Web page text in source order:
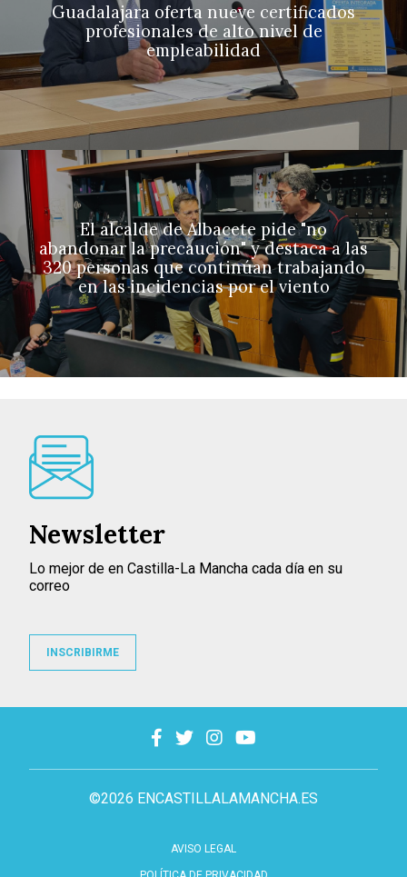
Guadalajara oferta nueve certificados
profesionales de alto nivel de
empleabilidad
El alcalde de Albacete pide "no
abandonar la precaución" y destaca a las
320 personas que continúan trabajando
en las incidencias por el viento
©2026 ENCASTILLALAMANCHA.ES
AVISO LEGAL
Newsletter
Lo mejor de en Castilla-La Mancha cada día en su
correo
INSCRIBIRME